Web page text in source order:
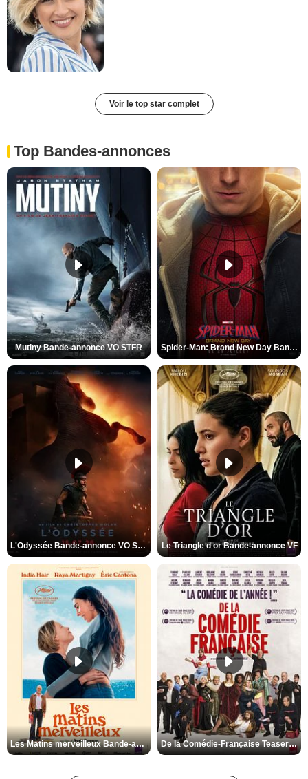
Voir le top star complet
Top Bandes-annonces
Mutiny Bande-annonce VO STFR Spider-Man: Brand New Day Bande-annonce VO STFR
L'Odyssée Bande-annonce VO STFR Le Triangle d'or Bande-annonce VF
Les Matins merveilleux Bande-annonce VF De la Comédie-Française Teaser VF